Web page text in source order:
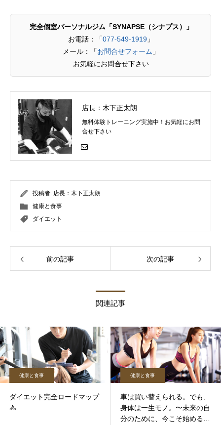
完全個室パーソナルジム「SYNAPSE（シナプス）」
お電話：「077-549-1919 」
メール：「お問合せフォーム 」
お気軽にお問合せ下さい
店長：木下正太朗
無料体験トレーニング実施中！お気軽にお問
合せ下さい
投稿者: 店長：木下正太朗
健康と食事
ダイエット
前の記事 次の記事
関連記事
健康と食事
ダイエット完全ロードマップ
🚴
健康と食事
車は買い替えられる。でも、
身体は一生モノ。〜未来の自
分のために、今こそ始める健